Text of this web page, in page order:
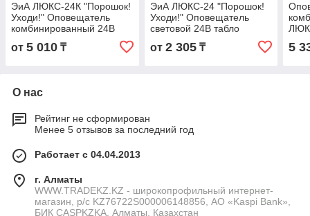
ЭиА ЛЮКС-24К "Порошок!
Уходи!" Оповещатель
комбинированный 24В
от 5 010 ₸
ЭиА ЛЮКС-24 "Порошок!
Уходи!" Оповещатель
световой 24В табло
от 2 305₸ 5
О нас
Рейтинг не сформирован
Менее 5 отзывов за последний год
Работает с 04.04.2013
г. Алматы
WWW.TRADEKZ.KZ - широкопрофильный интернет-
магазин, р/с KZ76722S000006148856, АО «Kaspi Bank»,
БИК CASPKZKA, Алматы, Казахстан